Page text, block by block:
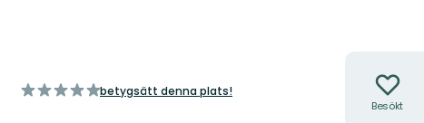
av
betygsätt denna plats!
Besökt